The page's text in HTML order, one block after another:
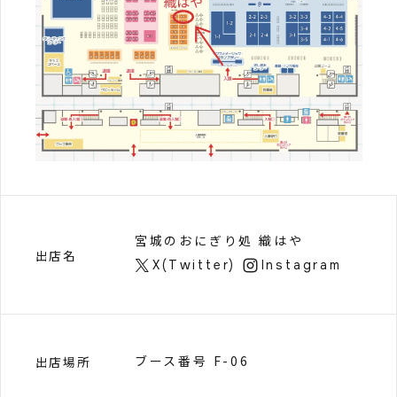
出店名
宮城のおにぎり処 織はや
X(Twitter) Instagram
出店場所 ブース番号 F-06